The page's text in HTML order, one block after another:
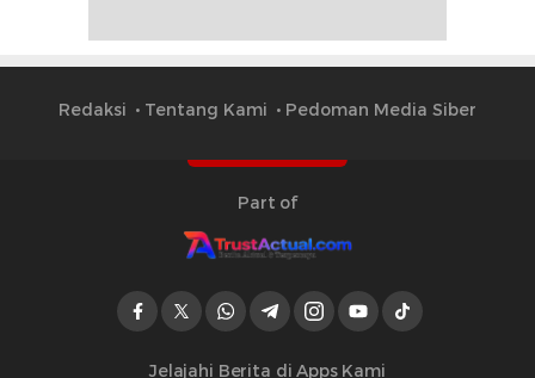
Redaksi Tentang Kami Pedoman Media Siber
Part of
Jelajahi Berita di Apps Kami